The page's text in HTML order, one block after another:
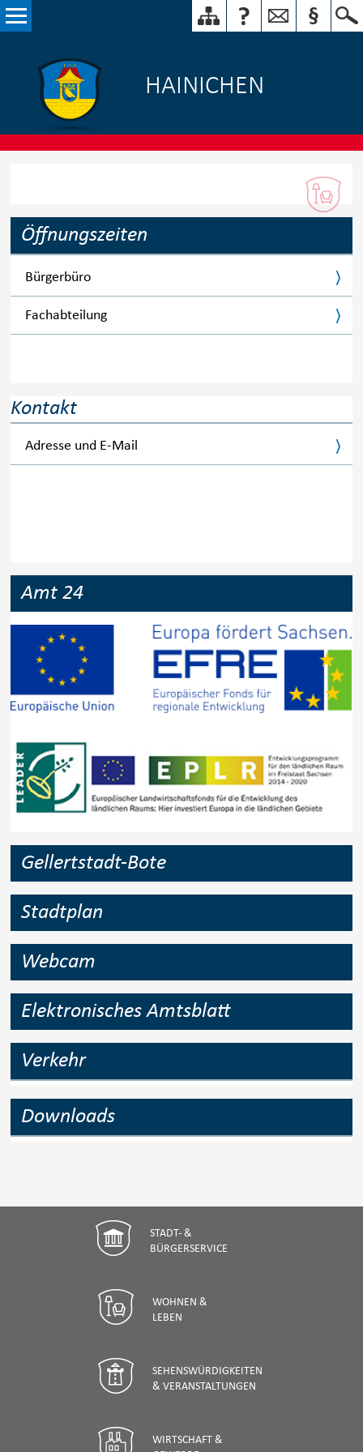
HAINICHEN
Öffnungszeiten
Bürgerbüro
Fachabteilung
Kontakt
Adresse und E-Mail
Amt 24
Gellertstadt-Bote
Stadtplan
Webcam
Elektronisches Amtsblatt
Verkehr
Downloads
STADT- &
BÜRGERSERVICE
WOHNEN &
LEBEN
SEHENSWÜRDIGKEITEN
& VERANSTALTUNGEN
WIRTSCHAFT &